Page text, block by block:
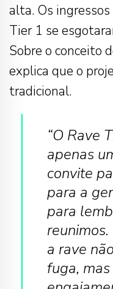
alta. Os
Tier 1 se
Sobre o conceito
explica que o
tradicional.
“O Rave
apenas
convite
para a
para
a rave
fuga,